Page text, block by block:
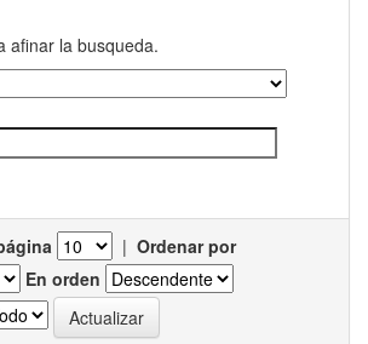
afinar la busqueda.
| Ordenar por
En orden